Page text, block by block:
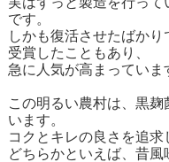
です。
しかも復活させたばか
受賞したこともあり、
急に人気が高まっていま
この明るい農村は、黒
います。
コクとキレの良さを追求
どちらかといえば、昔